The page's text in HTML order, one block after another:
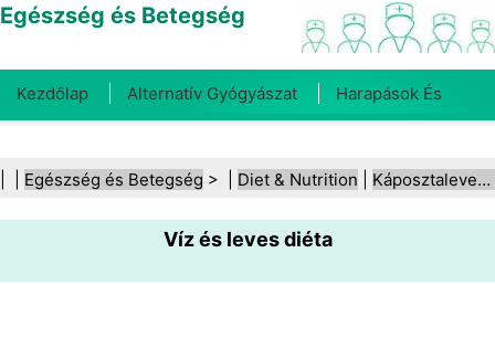
Egészség és Betegség
Kezdőlap Alternatív Gyógyászat Harapások És
Fogegészség Diéta És Táplálkozás Családi
Egészségügyi Ágazat Mentális Egészség
Közegészségügy És Biztonság Sebészet És
Egészség és Betegség > | Diet & Nutrition Káposztaleves‑diéta
Víz és leves diéta